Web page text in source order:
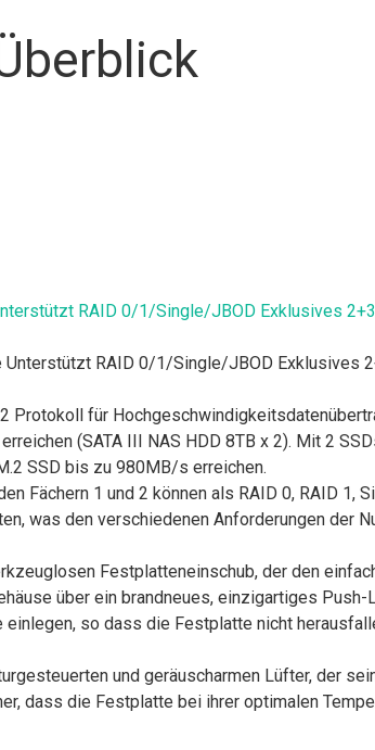
RAID 0/1/Single/JBOD Exklusives
Unterstützt RAID 0/1/Single/JBOD Exklusives
Protokoll für
(SATA III NAS HDD 8TB x 2). Mit 2
SSD bis zu 980MB/s erreichen.
Fächern 1 und 2 können als RAID 0, RAID 1,
was den verschiedenen Anforderungen der
Festplatteneinschub, der den
über ein brandneues, einzigartiges
so dass die Festplatte nicht
und geräuscharmen Lüfter, der
dass die Festplatte bei ihrer optimalen